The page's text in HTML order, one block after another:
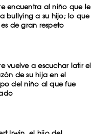
encuentra al niño que le
bullying a su hijo; lo que
de gran respeto
vuelve a escuchar latir el
de su hija en el
del niño al que fue